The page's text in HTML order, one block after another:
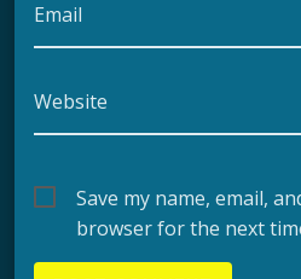
Email
Website
Save my name, email,
browser for the next